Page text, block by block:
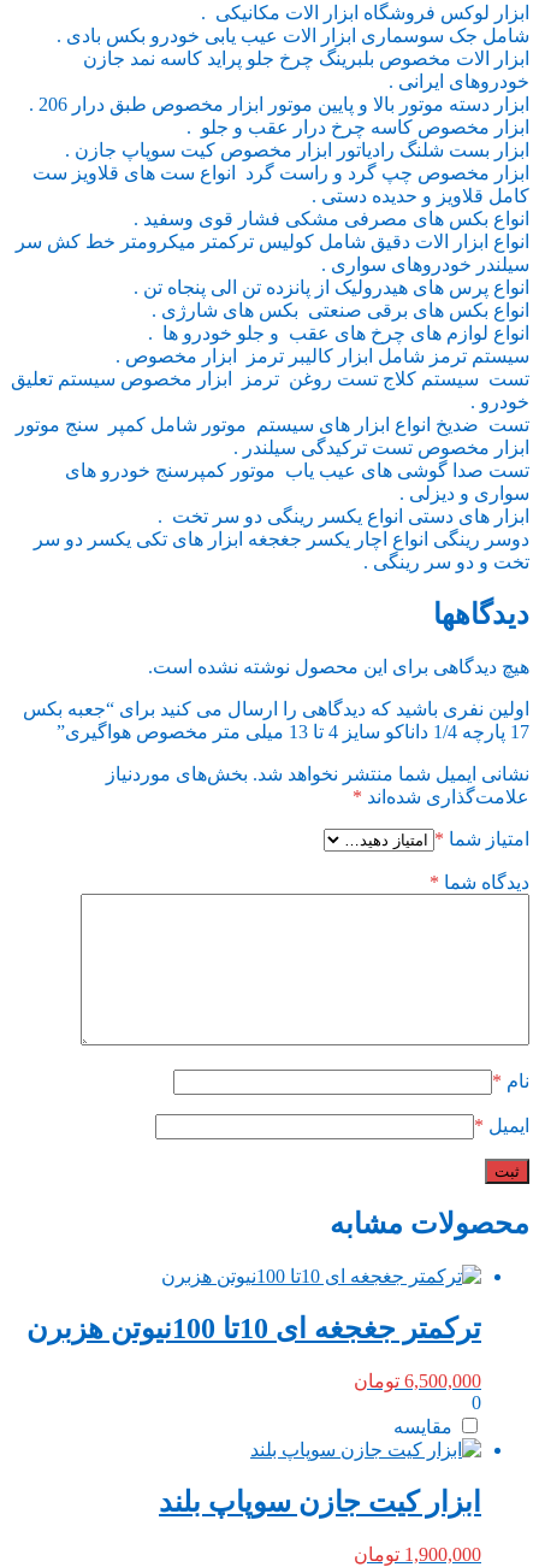
ابزار لوکس فروشگاه ابزار الات مکانیکی .
شامل جک سوسماری ابزار الات عیب یابی خودرو بکس بادی .
ابزار الات مخصوص بلبرینگ چرخ جلو پراید کاسه نمد جازن
خودروهای ایرانی .
ابزار دسته موتور بالا و پایین موتور ابزار مخصوص طبق درار 206 .
ابزار مخصوص کاسه چرخ درار عقب و جلو .
ابزار بست شلنگ رادیاتور ابزار مخصوص کیت سوپاپ جازن .
ابزار مخصوص چپ گرد و راست گرد انواع ست های قلاویز ست
کامل قلاویز و حدیده دستی .
انواع بکس های مصرفی مشکی فشار قوی وسفید .
انواع ابزار الات دقیق شامل کولیس ترکمتر میکرومتر خط کش سر
سیلندر خودروهای سواری .
انواع پرس های هیدرولیک از پانزده تن الی پنجاه تن .
انواع بکس های برقی صنعتی بکس های شارژی .
انواع لوازم های چرخ های عقب و جلو خودرو ها .
سیستم ترمز شامل ابزار کالیبر ترمز ابزار مخصوص .
تست سیستم کلاج تست روغن ترمز ابزار مخصوص سیستم تعلیق
خودرو .
تست ضدیخ انواع ابزار های سیستم موتور شامل کمپر سنج موتور
ابزار مخصوص تست ترکیدگی سیلندر .
تست صدا گوشی های عیب یاب موتور کمپرسنج خودرو های
سواری و دیزلی .
ابزار های دستی انواع یکسر رینگی دو سر تخت .
دوسر رینگی انواع اچار یکسر جغجغه ابزار های تکی یکسر دو سر
تخت و دو سر رینگی .
دیدگاهها
هیچ دیدگاهی برای این محصول نوشته نشده است.
اولین نفری باشید که دیدگاهی را ارسال می کنید برای “جعبه بکس
17 پارچه 1/4 داناکو سایز 4 تا 13 میلی متر مخصوص هواگیری”
نشانی ایمیل شما منتشر نخواهد شد. بخش‌های موردنیاز
علامت‌گذاری شده‌اند *
امتیاز شما *
دیدگاه شما *
نام *
ایمیل *
محصولات مشابه
ترکمتر جغجغه ای 10تا 100نیوتن هزبرن
6,500,000 تومان
0
مقایسه
ابزار کیت جازن سوپاپ بلند
1,900,000 تومان